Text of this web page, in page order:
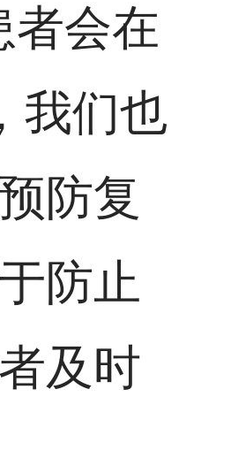
者会在
我们也
防复
防止
及时